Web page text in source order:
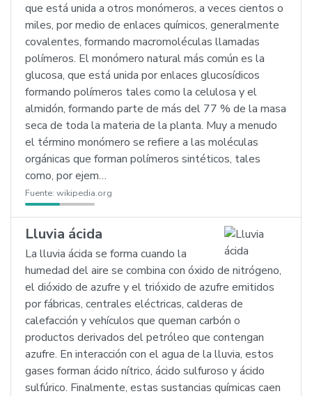
que está unida a otros monómeros, a veces cientos o
miles, por medio de enlaces químicos, generalmente
covalentes, formando macromoléculas llamadas
polímeros. El monómero natural más común es la
glucosa, que está unida por enlaces glucosídicos
formando polímeros tales como la celulosa y el
almidón, formando parte de más del 77 % de la masa
seca de toda la materia de la planta. Muy a menudo
el término monómero se refiere a las moléculas
orgánicas que forman polímeros sintéticos, tales
como, por ejem…
Fuente: wikipedia.org
Lluvia ácida
La lluvia ácida se forma cuando la
humedad del aire se combina con óxido de nitrógeno,
el dióxido de azufre y el trióxido de azufre emitidos
por fábricas, centrales eléctricas, calderas de
calefacción y vehículos que queman carbón o
productos derivados del petróleo que contengan
azufre. En interacción con el agua de la lluvia, estos
gases forman ácido nítrico, ácido sulfuroso y ácido
sulfúrico. Finalmente, estas sustancias químicas caen